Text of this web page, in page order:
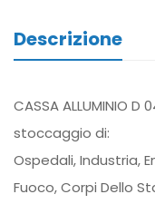
Descrizione
CASSA ALLUMINIO
stoccaggio di:
Ospedali, Industria,
Fuoco, Corpi Dello